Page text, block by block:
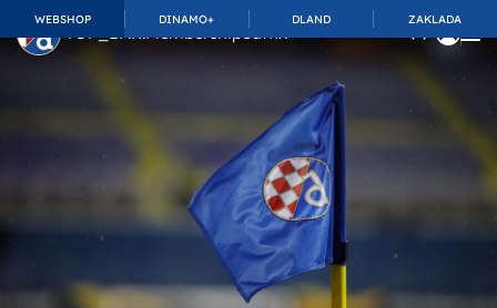
WEBSHOP DINAMO+ DLAND ZAKLADA
TOP_BAR.MembershipSuffix